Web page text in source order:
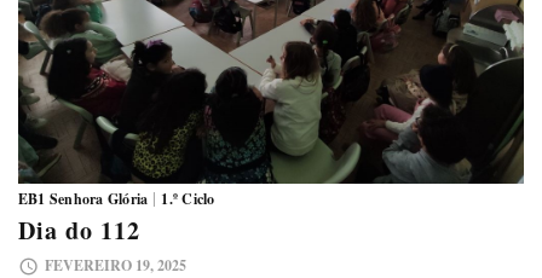
EB1 Senhora Glória | 1.º Ciclo
Dia do 112
FEVEREIRO 19, 2025